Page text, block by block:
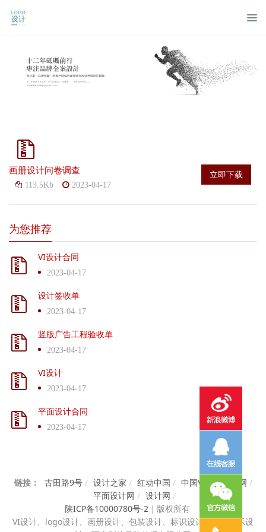
立即下载
画册设计问卷调查
113.5Kb 2023-04-17
为您推荐
VI设计合同
2023-04-17
设计签收单
2023-04-17
竖版广告工程验收单
2023-04-17
VI设计
2023-04-17
平面设计合同
2023-04-17
链接： 古田路9号 / 设计之家 / 红动中国 / 中国VI设计知识网 /
平面设计网 / 设计网 /
陕ICP备10000780号-2 ｜ 版权所有
VI设计、 logo设计、画册设计、包装设计、标识设计、展览展示设